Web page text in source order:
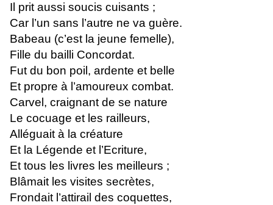
Il prit aussi soucis cuisants ;
Car l’un sans l’autre ne va guère.
Babeau (c’est la jeune femelle),
Fille du bailli Concordat.
Fut du bon poil, ardente et belle
Et propre à l’amoureux combat.
Carvel, craignant de se nature
Le cocuage et les railleurs,
Alléguait à la créature
Et la Légende et l’Ecriture,
Et tous les livres les meilleurs ;
Blâmait les visites secrètes,
Frondait l’attirail des coquettes,